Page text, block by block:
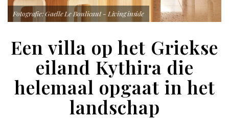
Fotografie: Gaelle Le Boulicaut - Living inside
Een villa op het Griekse
eiland Kythira die
helemaal opgaat in het
landschap